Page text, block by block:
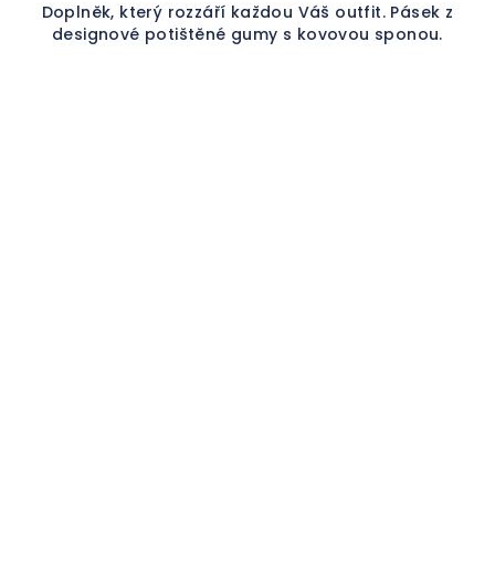
Doplněk, který rozzáří každou Váš outfit. Pásek z
designové potištěné gumy s kovovou sponou.